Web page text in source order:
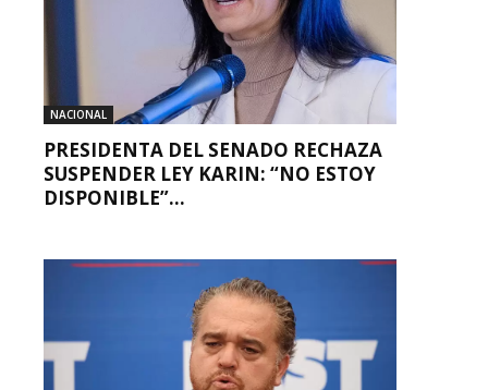
NACIONAL
PRESIDENTA DEL SENADO RECHAZA
SUSPENDER LEY KARIN: “NO ESTOY
DISPONIBLE”...